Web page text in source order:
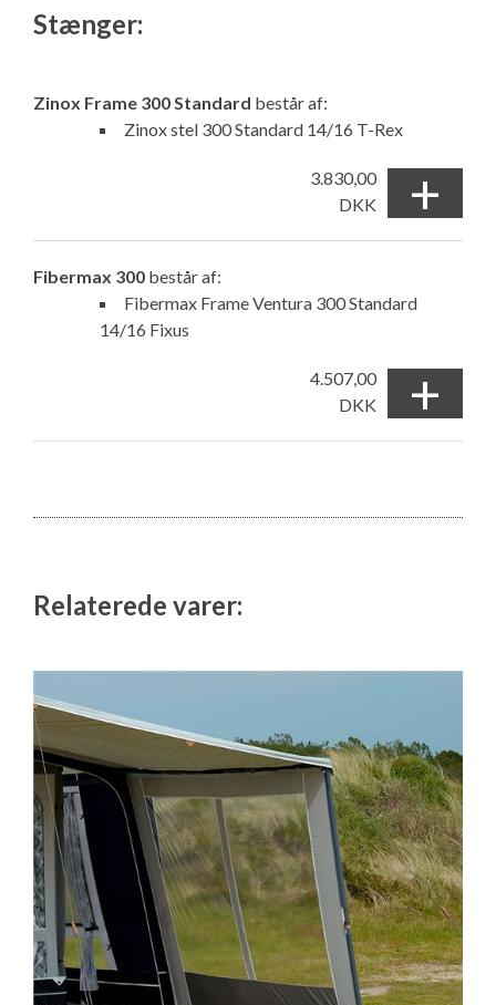
Stænger:
Zinox Frame 300 Standard består af:
Zinox stel 300 Standard 14/16 T-Rex
3.830,00
DKK
+
Fibermax 300 består af:
Fibermax Frame Ventura 300 Standard
14/16 Fixus
4.507,00
DKK
+
Relaterede varer: